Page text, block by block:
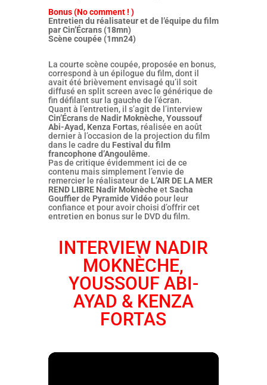
Bonus (No comment ! )
Entretien du réalisateur et de l’équipe du film
par Cin’Écrans (18mn)
Scène coupée (1mn24)
La courte scène coupée, proposée en bonus,
correspond à un épilogue du film, dont il
avait été brièvement envisagé qu’il soit
diffusé en split screen avec le générique de
fin défilant sur la gauche de l’écran.
Quant à l’entretien, il s’agit de l’interview
Cin’Écransde Nadir Moknèche,Youssouf
Abi-Ayad, Kenza Fortas, réalisée en août
dernier à l’occasion de la projection du film
dans le cadre du Festival du film
francophone d’Angoulême.
Pas de critique évidemment ici de ce
contenu mais simplement l’envie de
remercier le réalisateur de L’AIR DE LA MER
REND LIBRE Nadir MoknècheetSacha
Gouffierde Pyramide Vidéopour leur
confiance et pour avoir choisi d’offrir cet
entretien en bonus sur le DVD du film.
INTERVIEW NADIR
MOKNÈCHE,
YOUSSOUF ABI-
AYAD & KENZA
FORTAS